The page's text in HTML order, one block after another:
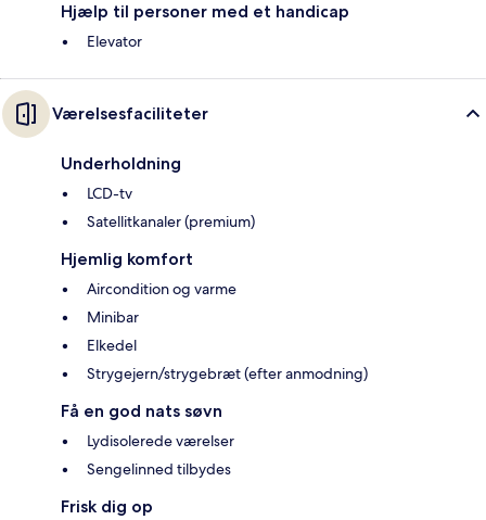
Hjælp til personer med et handicap
Elevator
Værelsesfaciliteter
Underholdning
LCD-tv
Satellitkanaler (premium)
Hjemlig komfort
Aircondition og varme
Minibar
Elkedel
Strygejern/strygebræt (efter anmodning)
Få en god nats søvn
Lydisolerede værelser
Sengelinned tilbydes
Frisk dig op